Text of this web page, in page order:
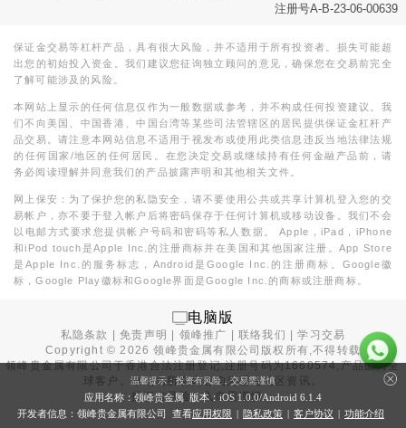
注册号A-B-23-06-00639
保证金交易等杠杆产品，具有很大风险，并不适用于所有投资者。损失可能超
出您的初始投入资金。我们建议您征询独立顾问的意见，确保您在交易前完全
了解可能涉及的风险。
本网站上显示的任何信息仅作为一般数据或参考，并不构成任何投资建议。我
们不向美国、中国香港、中国台湾等某些司法管辖区的居民提供保证金杠杆产
品交易。请注意本网站信息不适用于视发布或使用此类信息违反当地法律法规
的任何国家/地区的任何居民。在您决定交易或继续持有任何金融产品前，请
务必阅读理解并同意我们的产品披露声明和其他相关文件。
网上保安：为了保护您的私隐安全，请不要使用公共或共享计算机登入您的交
易帐户，亦不要于登入帐户后将密码保存于任何计算机或移动设备。我们不会
以电邮方式要求您提供帐户号码和密码等私人数据。 Apple，iPad，iPhone
和iPod touch是Apple Inc.的注册商标并在美国和其他国家注册。App Store
是Apple Inc.的服务标志，Android是Google Inc.的注册商标。Google徽
标，Google Play徽标和Google界面是Google Inc.的商标或注册商标。
电脑版
私隐条款 |免责声明 领峰推广 |联络我们 |学习交易
Copyright ©2026 领峰贵金属有限公司版权所有,不得转载
领峰贵金属有限公司于香港合法注册登记,注册号码为1660574,产品面向全
球客户。本站内所有内容均为香港地区资讯。
投资有风险，入市需谨慎。
温馨提示：投资有风险，交易需谨慎
应用名称：领峰贵金属 版本：iOS 1.0.0/Android 6.1.4
开发者信息：领峰贵金属有限公司 查看应用权限 | 隐私政策 | 客户协议 | 功能介绍